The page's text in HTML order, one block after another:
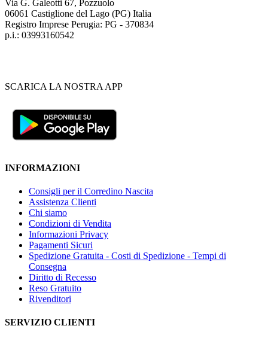
Via G. Galeotti 67, Pozzuolo
06061 Castiglione del Lago (PG) Italia
Registro Imprese Perugia: PG - 370834
p.i.: 03993160542
SCARICA LA NOSTRA APP
INFORMAZIONI
Consigli per il Corredino Nascita
Assistenza Clienti
Chi siamo
Condizioni di Vendita
Informazioni Privacy
Pagamenti Sicuri
Spedizione Gratuita - Costi di Spedizione - Tempi di
Consegna
Diritto di Recesso
Reso Gratuito
Rivenditori
SERVIZIO CLIENTI